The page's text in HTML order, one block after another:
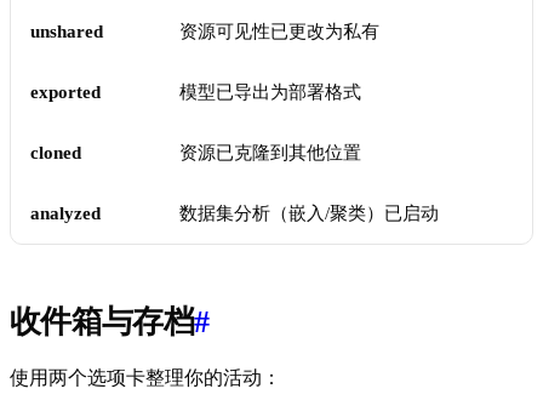
unshared 资源可见性已更改为私有
exported 模型已导出为部署格式
cloned 资源已克隆到其他位置
analyzed 数据集分析（嵌入/聚类）已启动
收件箱与存档#
使用两个选项卡整理你的活动：